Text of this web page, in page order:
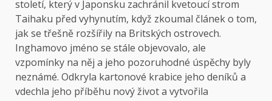
století, který v Japonsku zachránil kvetoucí strom
Taihaku před vyhynutím, když zkoumal článek o tom,
jak se třešně rozšířily na Britských ostrovech.
Inghamovo jméno se stále objevovalo, ale
vzpomínky na něj a jeho pozoruhodné úspěchy byly
neznámé. Odkryla kartonové krabice jeho deníků a
vdechla jeho příběhu nový život a vytvořila